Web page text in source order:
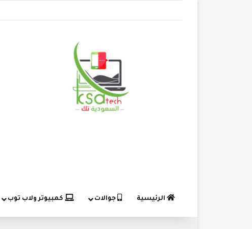
الرئيسية جوالات كمبيوتر ولاب توب